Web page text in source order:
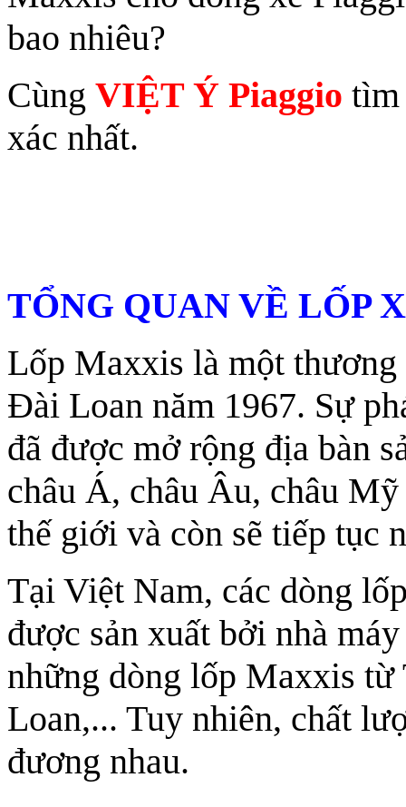
bao nhiêu?
Cùng VIỆT Ý Piaggio tìm
xác nhất.
TỔNG QUAN VỀ LỐP
Lốp Maxxis là một
Đài Loan năm 1967. Sự
đã được mở rộng địa bàn
châu Á, châu Âu, châu
thế giới và còn sẽ tiếp tục
Tại Việt Nam, các dòng
được sản xuất bởi nhà
những dòng lốp Maxxis
Loan,... Tuy nhiên, chất
đương nhau.